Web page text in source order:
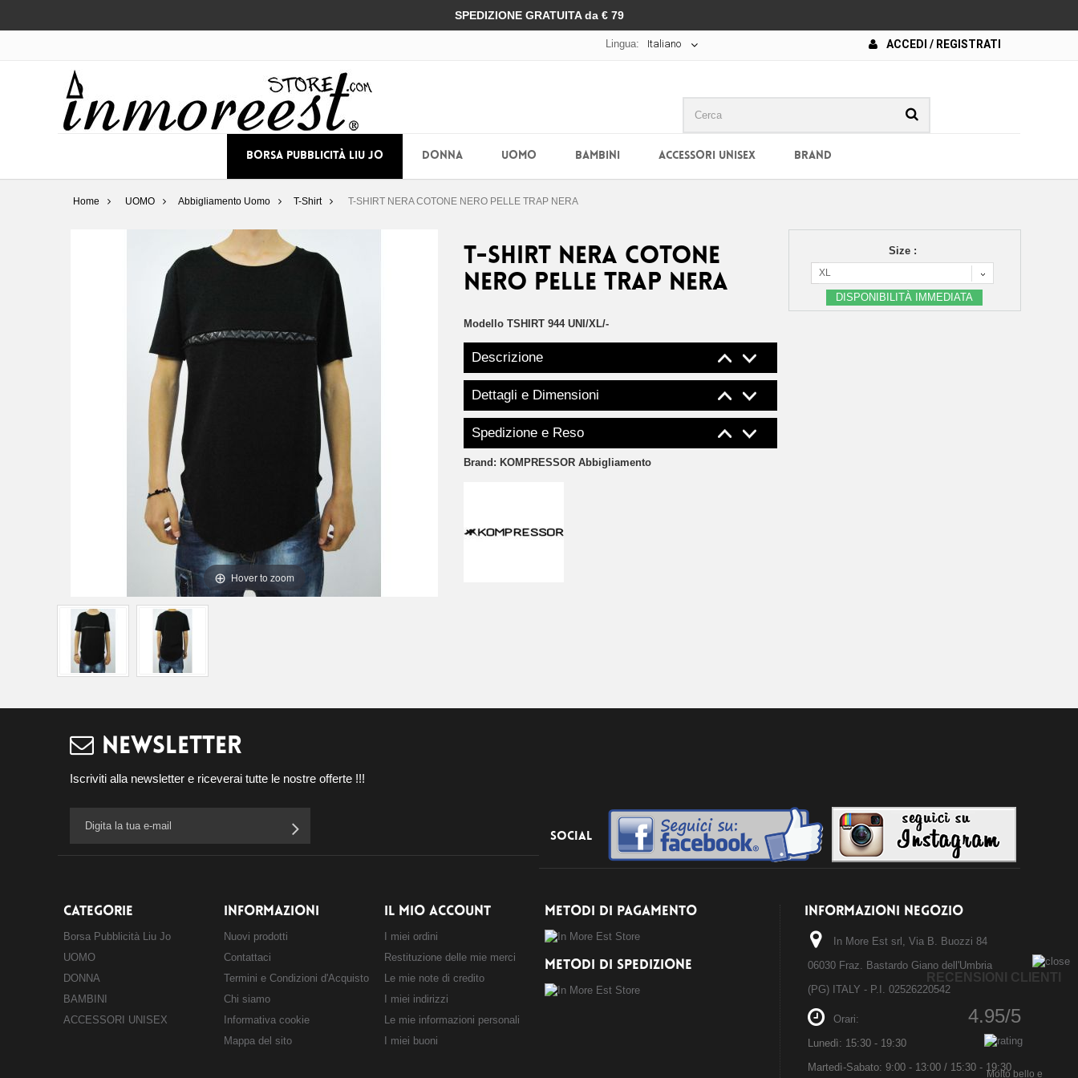
SPEDIZIONE GRATUITA da € 79
ACCEDI / REGISTRATI
Lingua: Italiano
BORSA PUBBLICITÀ LIU JO DONNA UOMO BAMBINI ACCESSORI UNISEX BRAND
Home UOMO Abbigliamento Uomo T-Shirt T-SHIRT NERA COTONE NERO PELLE TRAP NERA
Hover to zoom
T-SHIRT NERA COTONE
NERO PELLE TRAP NERA
Modello TSHIRT 944 UNI/XL/-
Descrizione
Dettagli e Dimensioni
Spedizione e Reso
Brand: KOMPRESSOR Abbigliamento
Size :
XL
DISPONIBILITÀ IMMEDIATA
NEWSLETTER
Iscriviti alla newsletter e riceverai tutte le nostre offerte !!!
Social
CATEGORIE
Borsa Pubblicità Liu Jo
UOMO
DONNA
BAMBINI
ACCESSORI UNISEX
INFORMAZIONI
Nuovi prodotti
Contattaci
Termini e Condizioni d'Acquisto
Chi siamo
Informativa cookie
Mappa del sito
IL MIO ACCOUNT
I miei ordini
Restituzione delle mie merci
Le mie note di credito
I miei indirizzi
Le mie informazioni personali
I miei buoni
METODI DI PAGAMENTO
METODI DI SPEDIZIONE
INFORMAZIONI NEGOZIO
In More Est srl, Via B. Buozzi 84
06030 Fraz. Bastardo Giano dell'Umbria
(PG) ITALY - P.I. 02526220542
Orari:
Lunedì: 15:30 - 19:30
Martedì-Sabato: 9:00 - 13:00 / 15:30 - 19:30
RECENSIONI CLIENTI
4.95/5
Molto bello e